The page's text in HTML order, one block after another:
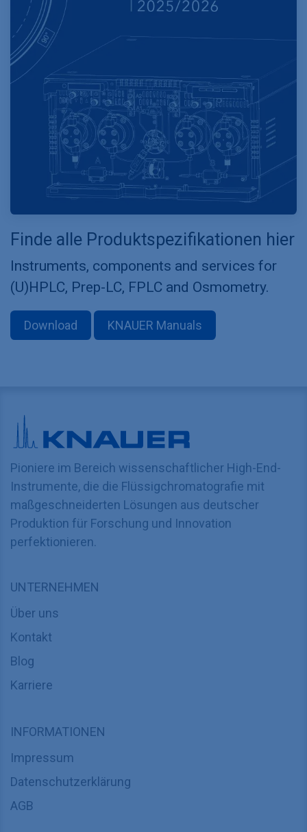
Finde alle Produktspezifikationen hier
Instruments, components and services for
(U)HPLC, Prep-LC, FPLC and Osmometry.
Download KNAUER Manuals
Pioniere im Bereich wissenschaftlicher High-End-
Instrumente, die die Flüssigchromatografie mit
maßgeschneiderten Lösungen aus deutscher
Produktion für Forschung und Innovation
perfektionieren.
UNTERNEHMEN
Über uns
Kontakt
Blog
Karriere
INFORMATIONEN
Impressum
Datenschutzerklärung
AGB